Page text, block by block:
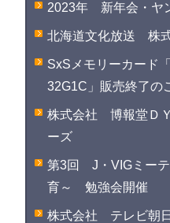
2023年 新年会・ヤ
北海道文化放送 株
SxSメモリーカード
32G1C」販売終了の
株式会社 博報堂Ｄ
ーズ
第3回 J・VIGミー
育～ 勉強会開催
株式会社 テレビ朝